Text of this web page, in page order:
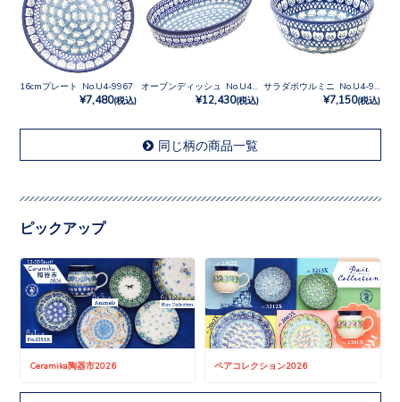
16cmプレート No.U4-9967
¥7,480(税込) ¥12,430(税込) ¥7,150(税込)
同じ柄の商品一覧
ピックアップ
Ceramika陶器市2026 ペアコレクション2026